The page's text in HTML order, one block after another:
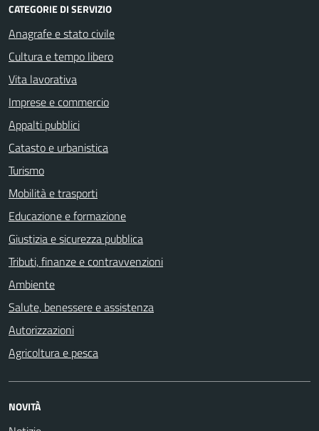
CATEGORIE DI SERVIZIO
Anagrafe e stato civile
Cultura e tempo libero
Vita lavorativa
Imprese e commercio
Appalti pubblici
Catasto e urbanistica
Turismo
Mobilità e trasporti
Educazione e formazione
Giustizia e sicurezza pubblica
Tributi, finanze e contravvenzioni
Ambiente
Salute, benessere e assistenza
Autorizzazioni
Agricoltura e pesca
NOVITÀ